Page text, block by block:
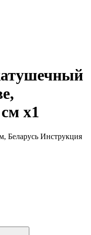
x1
Беларусь Инструкция